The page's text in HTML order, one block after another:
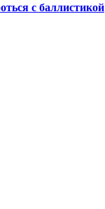
с баллистикой